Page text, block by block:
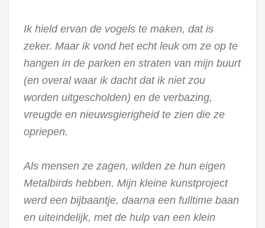
Ik hield ervan de vogels te maken, dat is
zeker. Maar ik vond het echt leuk om ze op te
hangen in de parken en straten van mijn buurt
(en overal waar ik dacht dat ik niet zou
worden uitgescholden) en de verbazing,
vreugde en nieuwsgierigheid te zien die ze
opriepen.
Als mensen ze zagen, wilden ze hun eigen
Metalbirds hebben. Mijn kleine kunstproject
werd een bijbaantje, daarna een fulltime baan
en uiteindelijk, met de hulp van een klein